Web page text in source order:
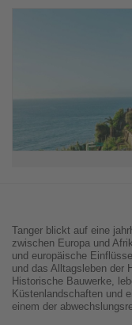
Tanger blickt auf eine
zwischen Europa und
und europäische
und das Alltagsleben der
Historische Bauwerke,
Küstenlandschaften und
einem der